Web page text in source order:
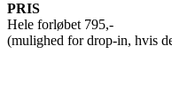
PRIS
Hele forløbet 795,-
(mulighed for drop-in, hvis